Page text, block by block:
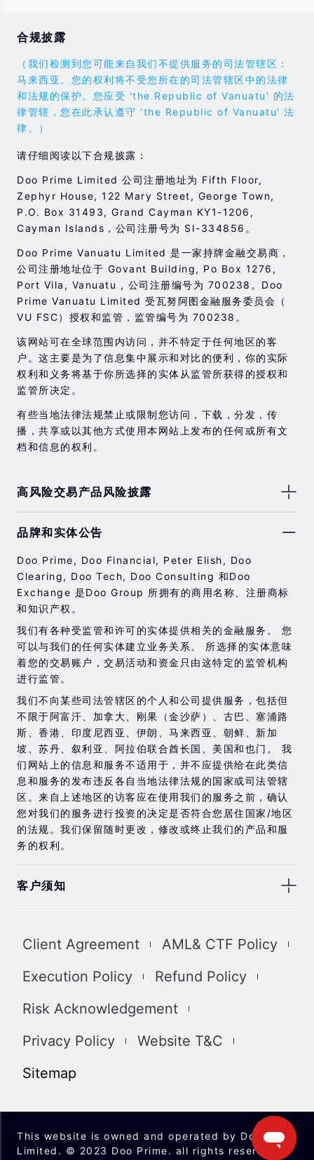
合规披露
（我们检测到您可能来自我们不提供服务的司法管辖区：
马来西亚。您的权利将不受您所在的司法管辖区中的法律
和法规的保护。您应受 'the Republic of Vanuatu' 的法
律管辖，您在此承认遵守 'the Republic of Vanuatu' 法
律。）
请仔细阅读以下合规披露：
Doo Prime Limited 公司注册地址为 Fifth Floor,
Zephyr House, 122 Mary Street, George Town,
P.O. Box 31493, Grand Cayman KY1-1206,
Cayman Islands，公司注册号为 SI-334856。
Doo Prime Vanuatu Limited 是一家持牌金融交易商，
公司注册地址位于 Govant Building, Po Box 1276,
Port Vila, Vanuatu , 公司注册编号为 700238。Doo
Prime Vanuatu Limited 受瓦努阿图金融服务委员会（
VU FSC）授权和监管，监管编号为 700238。
该网站可在全球范围内访问，并不特定于任何地区的客
户。这主要是为了信息集中展示和对比的便利，你的实际
权利和义务将基于你所选择的实体从监管所获得的授权和
监管所决定。
有些当地法律法规禁止或限制您访问，下载，分发，传
播，共享或以其他方式使用本网站上发布的任何或所有文
档和信息的权利。
高风险交易产品风险披露
券，期货，差价合约和其他金融产品交易涉及高风险，可
过去的投资表现并不代表其未来的表现。
在与我们进行任何交易之前，请确保您完全了解使用相应
金融工具进行交易的风险。 如果您不了解此处说明的风
险，则应寻求独立的专业建议。
品牌和实体公告
Doo Prime, Doo Financial, Peter Elish, Doo
Clearing, Doo Tech, Doo Consulting 和Doo
Exchange 是Doo Group 所拥有的商用名称、注册商标
和知识产权。
我们有各种受监管和许可的实体提供相关的金融服务。 您
可以与我们的任何实体建立业务关系。 所选择的实体意味
着您的交易账户，交易活动和资金只由这特定的监管机构
进行监管。
我们不向某些司法管辖区的个人和公司提供服务，包括但
不限于阿富汗、加拿大、刚果（金沙萨）、古巴、塞浦路
斯、香港、印度尼西亚、伊朗、马来西亚、朝鲜、新加
坡、苏丹、叙利亚、阿拉伯联合酋长国、美国和也门。 我
们网站上的信息和服务不适用于，并不应提供给在此类信
息和服务的发布违反各自当地法律法规的国家或司法管辖
区。来自上述地区的访客应在使用我们的服务之前，确认
您对我们的服务进行投资的决定是否符合您居住国家/地区
的法规。我们保留随时更改，修改或终止我们的产品和服
务的权利。
客户须知
息，材料或第三方材料（“材料”）仅供参考。 该材料仅被
的投资建议和/或投资推荐。 尽管我们已尽一切合理的努力
和保证，如果所提供信息的任何不准确和不完整，我们也
损失或损害赔偿。 未经我们的同意，您只能将该材料用于
我们使用我们网站上的cookies来根据您的喜好自定义我
已经阅读并同意上述详细信息，并同意我们使用
我们完全遵守司法管辖区中所有适用的法律和法规。 您有
Client Agreement
AML& CTF Policy
Execution Policy
Refund Policy
Risk Acknowledgement
Privacy Policy
Website T&C
Sitemap
This website is owned and operated by Doo Prime
Limited. © 2023 Doo Prime. all rights reserved.